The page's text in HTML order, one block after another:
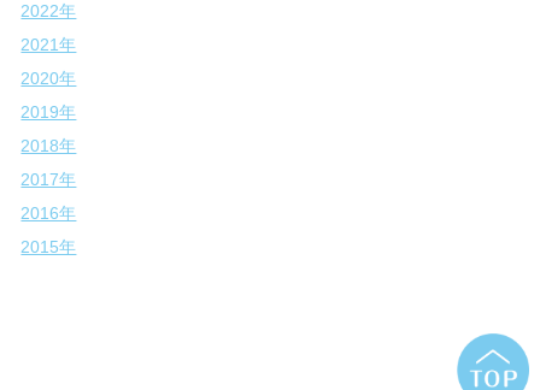
2022年
2021年
2020年
2019年
2018年
2017年
2016年
2015年